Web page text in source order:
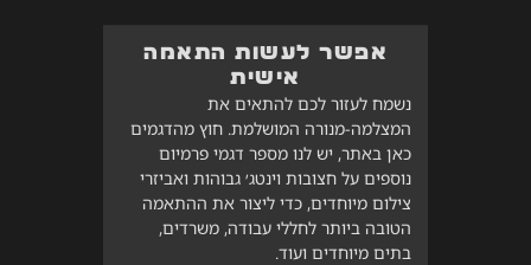
אפשר לעשות התאמה
אישית
נשמח לעזור לכם להתאים את
המצלמה-מנורה המושלמת. חוץ מהדגמים
כאן באתר, יש לנו מספר דגמי פרמיום
נוספים על חצובות וינטג׳ גבוהות ואביזרי
צילום מיוחדים, כדי ליצור את ההתאמה
הטובה ביותר לחללי עבודה, משרדים,
בתים מיוחדים ועוד.